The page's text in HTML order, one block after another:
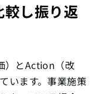
較し振り返
）とAction（改
います。事業施策